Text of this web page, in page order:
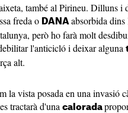
també al Pirineu. Dilluns i
freda o DANA absorbida
però ho farà molt
l'anticicló i deixar alguna
alt.
la vista posada en una invasió
tractarà d'una calorada